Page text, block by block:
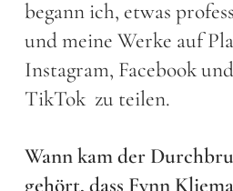
begann ich, etwas
und meine Werke auf
Instagram, Facebook
TikTok zu teilen.
Wann kam der
gehört, dass Fynn